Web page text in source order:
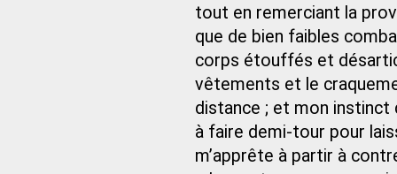
tout en remerciant la
que de bien faibles
corps étouffés et
vêtements et le
distance ; et mon
à faire demi-tour pour
m’apprête à partir à